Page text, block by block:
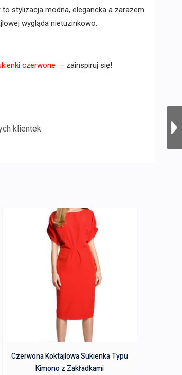
stylizacja modna, elegancka a zarazem
wygląda nietuzinkowo.
czerwone – zainspiruj się!
klientek
Czerwona Koktajlowa Sukienka Typu
Kimono z Zakładkami